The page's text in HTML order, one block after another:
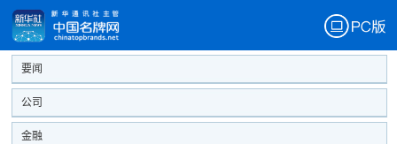
要闻
公司
金融